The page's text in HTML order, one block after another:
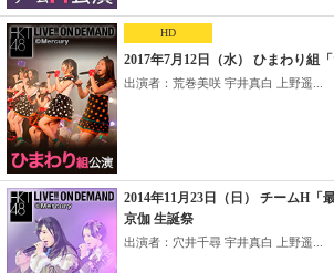
HD
2017年7月12日（水） ひまわり組
出演者：荒巻美咲 宇井真白 上野遥...
2014年11月23日（日） チームH「
京伽 生誕祭
出演者：穴井千尋 宇井真白 上野遥...